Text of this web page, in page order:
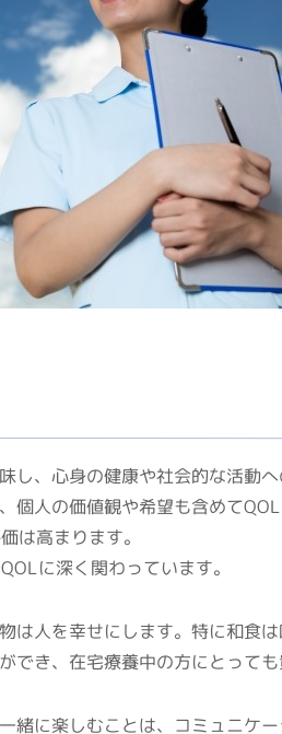
、心身の健康や社会的な活動
個人の価値観や希望も含めて
は高まります。
に深く関わっています。
は人を幸せにします。特に和食
き、在宅療養中の方にとっても
緒に楽しむことは、コミュニケ